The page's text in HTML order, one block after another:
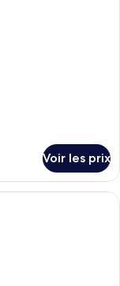
Voir les prix
d’hôtel avec un